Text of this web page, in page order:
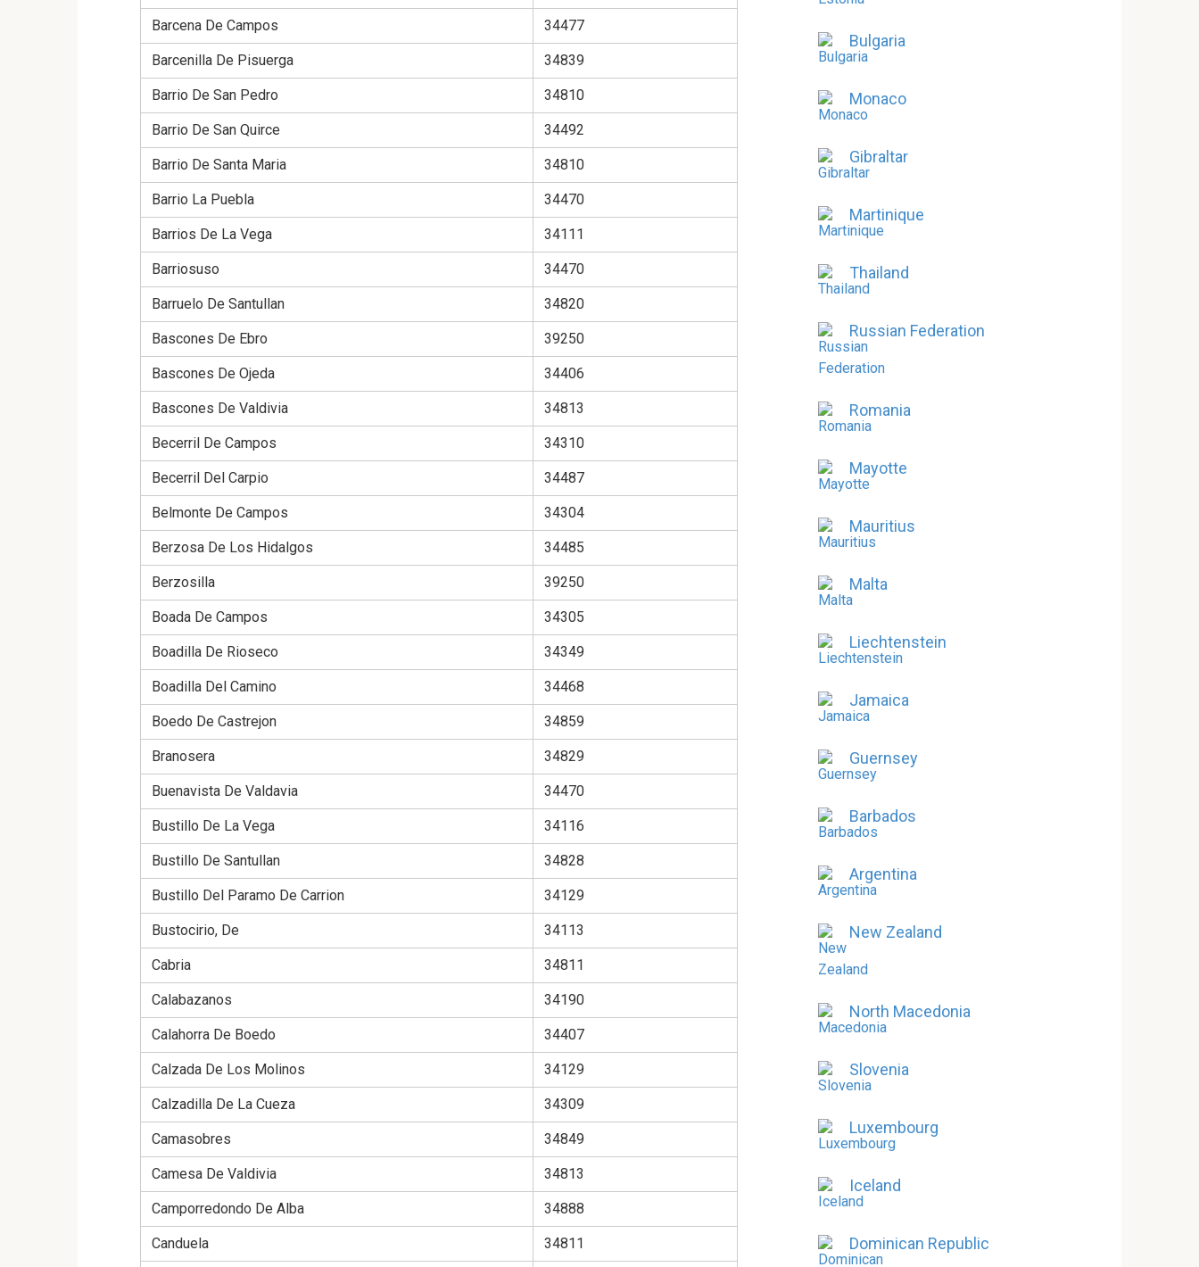
Barcena De Campos 34477
Barcenilla De Pisuerga 34839
Barrio De San Pedro 34810
Barrio De San Quirce 34492
Barrio De Santa Maria 34810
Barrio La Puebla 34470
Barrios De La Vega 34111
Barriosuso 34470
Barruelo De Santullan 34820
Bascones De Ebro 39250
Bascones De Ojeda 34406
Bascones De Valdivia 34813
Becerril De Campos 34310
Becerril Del Carpio 34487
Belmonte De Campos 34304
Berzosa De Los Hidalgos 34485
Berzosilla 39250
Boada De Campos 34305
Boadilla De Rioseco 34349
Boadilla Del Camino 34468
Boedo De Castrejon 34859
Branosera 34829
Buenavista De Valdavia 34470
Bustillo De La Vega 34116
Bustillo De Santullan 34828
Bustillo Del Paramo De Carrion 34129
Bustocirio, De 34113
Cabria 34811
Calabazanos 34190
Calahorra De Boedo 34407
Calzada De Los Molinos 34129
Calzadilla De La Cueza 34309
Camasobres 34849
Camesa De Valdivia 34813
Camporredondo De Alba 34888
Canduela 34811
Bulgaria
Monaco
Gibraltar
Martinique
Thailand
Russian Federation
Romania
Mayotte
Mauritius
Malta
Liechtenstein
Jamaica
Guernsey
Barbados
Argentina
New Zealand
North Macedonia
Slovenia
Luxembourg
Iceland
Dominican Republic